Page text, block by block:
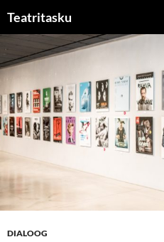
sisu
Teatritasku
DIALOOG